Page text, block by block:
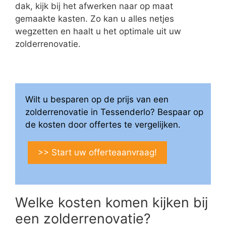
dak, kijk bij het afwerken naar op maat
gemaakte kasten. Zo kan u alles netjes
wegzetten en haalt u het optimale uit uw
zolderrenovatie.
Wilt u besparen op de prijs van een
zolderrenovatie in Tessenderlo? Bespaar op
de kosten door offertes te vergelijken.
>> Start uw offerteaanvraag!
Welke kosten komen kijken bij
een zolderrenovatie?